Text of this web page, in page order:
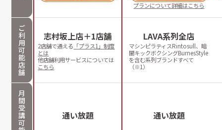
プランについて詳細はこちら
ご
利
用
可
能
店
舗
志村坂上店＋1店舗
2店舗で通える 「プラス1」制度
とは
他店舗利用サービスについては
こちら
LAVA系列全店
マシンピラティスRintosull、暗
闇キックボクシングBurnesStyle
を含む系列ブランドすべて
（※1）
月
間
受
講
可
通い放題 通い放題